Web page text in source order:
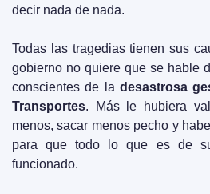
decir nada de nada.
Todas las tragedias tienen sus
gobierno no quiere que se hable
conscientes de la desastrosa
Transportes. Más le hubiera
menos, sacar menos pecho y
para que todo lo que es de
funcionado.